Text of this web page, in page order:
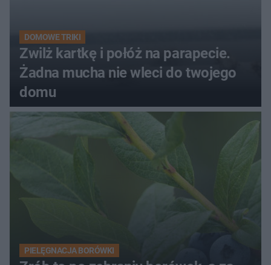
DOMOWE TRIKI
Zwilż kartkę i połóż na parapecie.
Żadna mucha nie wleci do twojego
domu
PIELĘGNACJA BORÓWKI